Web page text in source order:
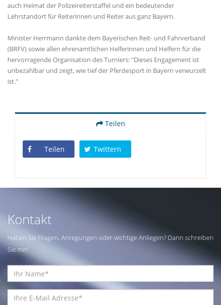
auch Heimat der Polizeireiterstaffel und ein bedeutender
Lehrstandort für Reiterinnen und Reiter aus ganz Bayern.
Minister Herrmann dankte dem Bayerischen Reit- und Fahrverband
(BRFV) sowie allen ehrenamtlichen Helferinnen und Helfern für die
hervorragende Organisation des Turniers: "Dieses Engagement ist
unbezahlbar und zeigt, wie tief der Pferdesport in Bayern verwurzelt
ist."
Teilen
Teilen Twittern
Kontakt
Haben Sie Fragen, Anregungen oder wichtige Anliegen? Dann schreiben
Sie mir!